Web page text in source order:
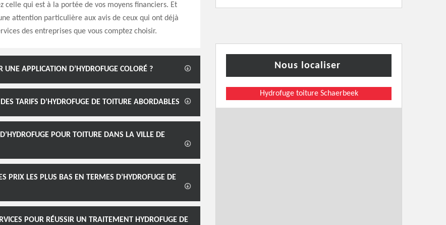
celle qui est à la portée de vos moyens financiers. Et
attention particulière aux avis de ceux qui ont déjà
des entreprises que vous comptez choisir.
UNE APPLICATION D’HYDROFUGE COLORÉ ?
TARIFS D’HYDROFUGE DE TOITURE ABORDABLES
POUR TOITURE DANS LA VILLE DE
PRIX LES PLUS BAS EN TERMES D’HYDROFUGE DE
POUR RÉUSSIR UN TRAITEMENT HYDROFUGE DE
Nous localiser
Hydrofuge toiture Schaerbeek